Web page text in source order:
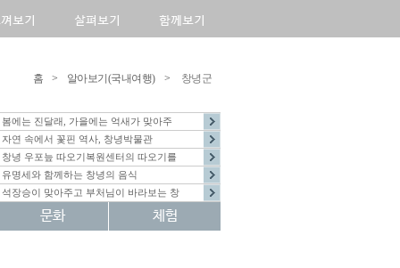
홈 > 알아보기(국내여행) > 창녕군
봄에는 진달래, 가을에는 억새가 맞아주
자연 속에서 꽃핀 역사, 창녕박물관
창녕 우포늪 따오기복원센터의 따오기를
유명세와 함께하는 창녕의 음식
석장승이 맞아주고 부처님이 바라보는 창
문화 체험